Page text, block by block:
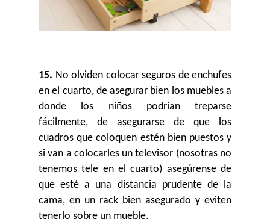
15. No olviden colocar seguros de enchufes
en el cuarto, de asegurar bien los muebles a
donde los niños podrían treparse
fácilmente, de asegurarse de que los
cuadros que coloquen estén bien puestos y
si van a colocarles un televisor (nosotras no
tenemos tele en el cuarto) asegúrense de
que esté a una distancia prudente de la
cama, en un rack bien asegurado y eviten
tenerlo sobre un mueble.